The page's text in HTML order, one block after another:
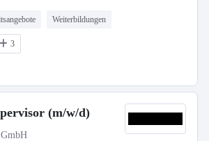
Weiterbildungen
3
(m/w/d)